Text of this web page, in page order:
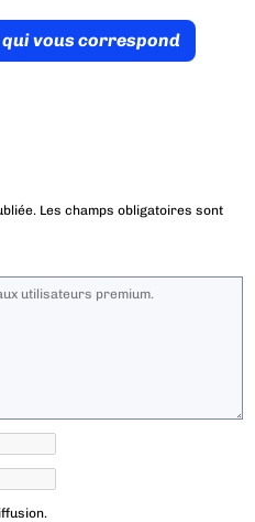
vous correspond
Les champs obligatoires sont